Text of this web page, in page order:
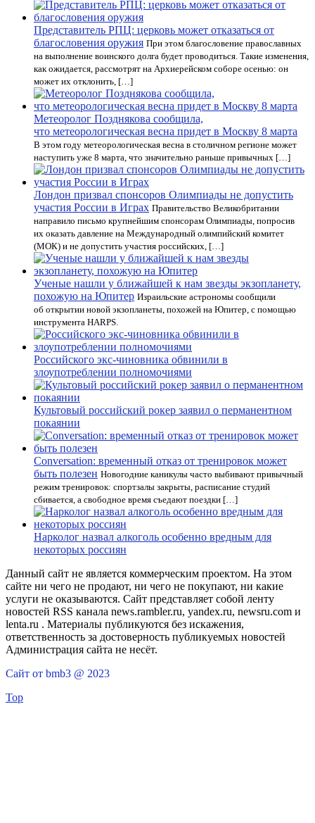
Представитель РПЦ: церковь может отказаться от
благословения оружия При этом благословение православных
на выполнение воинского долга будет проводиться. Такие изменения,
как ожидается, рассмотрят на Архиерейском соборе осенью: он
может их отклонить, […]
Метеоролог Позднякова сообщила,
что метеорологическая весна придет в Москву 8 марта
В этом году метеорологическая весна в столичном регионе может
наступить уже 8 марта, что значительно раньше привычных […]
Лондон призвал спонсоров Олимпиады не допустить
участия России в Играх Правительство Великобритании
направило письмо крупнейшим спонсорам Олимпиады, попросив
их оказать давление на Международный олимпийский комитет
(МОК) и не допустить участия российских, […]
Ученые нашли у ближайшей к нам звезды экзопланету,
похожую на Юпитер Израильские астрономы сообщили
об открытии новой экзопланеты, похожей на Юпитер, с помощью
инструмента HARPS.
Российского экс-чиновника обвинили в
злоупотреблении полномочиями
Культовый российский рокер заявил о перманентном
покаянии
Conversation: временный отказ от тренировок может
быть полезен Новогодние каникулы часто выбивают привычный
режим тренировок: спортзалы закрыты, расписание студий
сбивается, а свободное время съедают поездки […]
Нарколог назвал алкоголь особенно вредным для
некоторых россиян
Данный сайт не является коммерческим проектом. На этом
сайте ни чего не продают, ни чего не покупают, ни какие
услуги не оказываются. Сайт представляет собой ленту
новостей RSS канала news.rambler.ru, yandex.ru, newsru.com и
lenta.ru . Материалы публикуются без искажения,
ответственность за достоверность публикуемых новостей
Администрация сайта не несёт.
Сайт от bmb3 @ 2023
Top